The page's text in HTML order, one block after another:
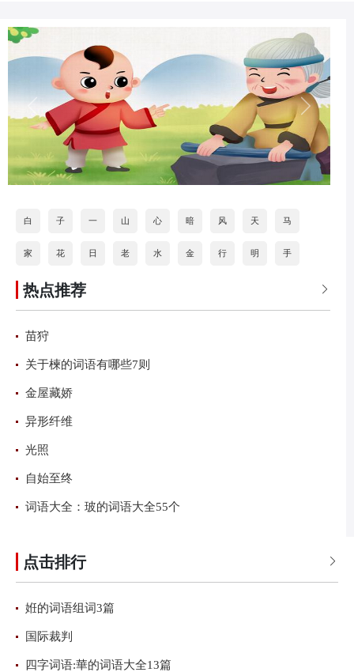
白 子 一 山 心 暗 风 天 马
家 花 日 老 水 金 行 明 手
道 打 
热点推荐
苗狩
关于楝的词语有哪些7则
金屋藏娇
异形纤维
光照
自始至终
词语大全：玻的词语大全55个

点击排行
姙的词语组词3篇
国际裁判
四字词语:華的词语大全13篇